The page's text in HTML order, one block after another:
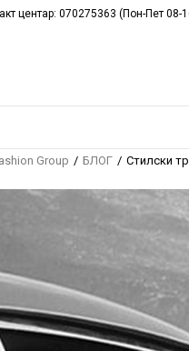
центар: 070275363 (Пон-Пет 08-
Group БЛОГ Стилски